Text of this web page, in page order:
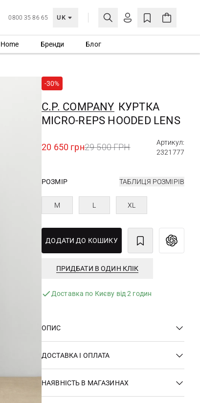
0800 35 86 65 UK
МОЯ ОБЛІКІВКА
СТВОРИТИ ОБЛІКІВКУ
Home Бренди Блог
-30%
C.P. COMPANY КУРТКА
MICRO-REPS HOODED LENS
20 650 грн29 500 ГРН
Артикул:
2321777
РОЗМІР ТАБЛИЦЯ РОЗМІРІВ
M L XL
ДОДАТИ ДО КОШИКУ
ПРИДБАТИ В ОДИН КЛІК
Доставка по Києву від 2 годин
ОПИС
ДОСТАВКА І ОПЛАТА
НАЯВНІСТЬ В МАГАЗИНАХ